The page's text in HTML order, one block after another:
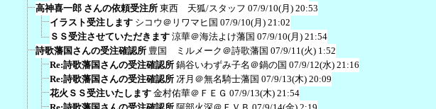
高神喜一郎 さんの依頼受注所 東西 天狐/スタッフ 07/9/10(月) 20:53
イラスト受注します シコウ＠リワマヒ国 07/9/10(月) 21:02
ＳＳ受注させていただきます 涼華＠海法よけ藩国 07/9/10(月) 21:54
詩歌藩国さんの受注確認所 豊国 ミルメーク＠詩歌藩国 07/9/11(火) 1:52
Re:詩歌藩国さんの受注確認所 鍋谷いわずみ子名＠鍋の国 07/9/12(水) 21:16
Re:詩歌藩国さんの受注確認所 冴月＠無名騎士藩国 07/9/13(木) 20:09
花火ＳＳ受注いたします 金村佑華＠ＦＥＧ 07/9/13(木) 21:54